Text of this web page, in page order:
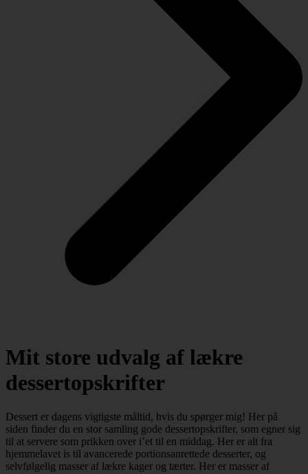
Mit store udvalg af lækre
dessertopskrifter
Dessert er dagens vigtigste måltid, hvis du spørger mig! Her på
siden finder du en stor samling gode dessertopskrifter, som egner sig
til at servere som prikken over i’et til en middag. Her er alt fra
hjemmelavet is til avancerede portionsanrettede desserter, og
selvfølgelig masser af lækre kager og tærter. Her er masser af